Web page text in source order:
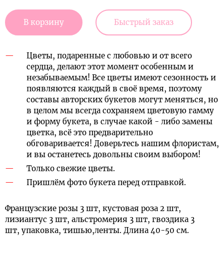
В корзину Быстрый заказ
Цветы, подаренные с любовью и от всего
сердца, делают этот момент особенным и
незабываемым! Все цветы имеют сезонность и
появляются каждый в своё время, поэтому
составы авторских букетов могут меняться, но
в целом мы всегда сохраняем цветовую гамму
и форму букета, в случае какой - либо замены
цветка, всё это предварительно
обговаривается! Доверьтесь нашим флористам,
и вы останетесь довольны своим выбором!
Только свежие цветы.
Пришлём фото букета перед отправкой.
Французские розы 3 шт, кустовая роза 2 шт,
лизиантус 3 шт, альстромерия 3 шт, гвоздика 3
шт, упаковка, тишью,ленты. Длина 40-50 см.